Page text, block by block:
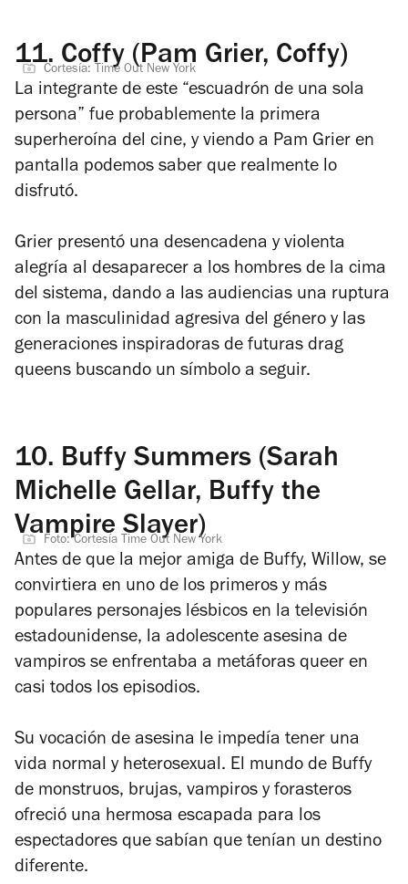
11. Coffy (Pam Grier, Coffy)
Cortesía: Time Out New York
La integrante de este “escuadrón de una sola
persona” fue probablemente la primera
superheroína del cine, y viendo a Pam Grier en
pantalla podemos saber que realmente lo
disfrutó.
Grier presentó una desencadena y violenta
alegría al desaparecer a los hombres de la cima
del sistema, dando a las audiencias una ruptura
con la masculinidad agresiva del género y las
generaciones inspiradoras de futuras drag
queens buscando un símbolo a seguir.
10. Buffy Summers (Sarah
Michelle Gellar, Buffy the
Vampire Slayer)
Foto: Cortesía Time Out New York
Antes de que la mejor amiga de Buffy, Willow, se
convirtiera en uno de los primeros y más
populares personajes lésbicos en la televisión
estadounidense, la adolescente asesina de
vampiros se enfrentaba a metáforas queer en
casi todos los episodios.
Su vocación de asesina le impedía tener una
vida normal y heterosexual. El mundo de Buffy
de monstruos, brujas, vampiros y forasteros
ofreció una hermosa escapada para los
espectadores que sabían que tenían un destino
diferente.